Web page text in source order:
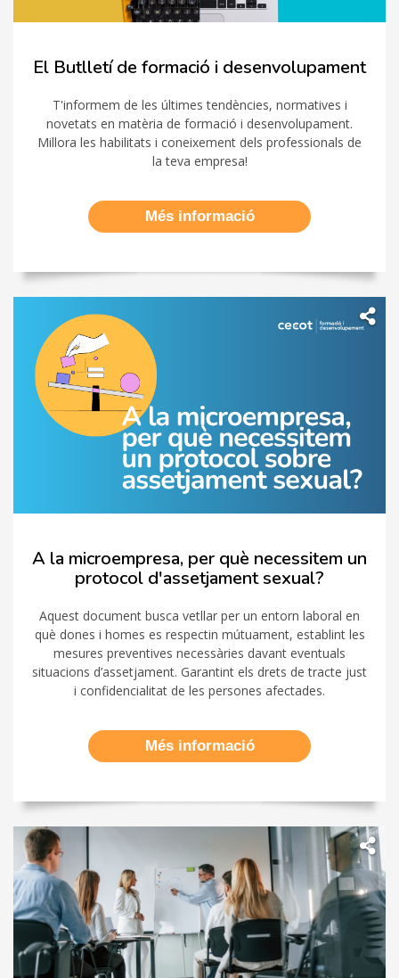
El Butlletí de formació i desenvolupament
T'informem de les últimes tendències, normatives i
novetats en matèria de formació i desenvolupament.
Millora les habilitats i coneixement dels professionals de
la teva empresa!
Més informació
A la microempresa, per què necessitem un
protocol d'assetjament sexual?
Aquest document busca vetllar per un entorn laboral en
què dones i homes es respectin mútuament, establint les
mesures preventives necessàries davant eventuals
situacions d’assetjament. Garantint els drets de tracte just
i confidencialitat de les persones afectades.
Més informació